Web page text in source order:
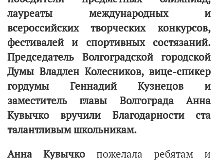
лауреаты международных и
всероссийских творческих конкурсов,
фестивалей и спортивных состязаний.
Председатель Волгоградской городской
Думы Владлен Колесников, вице-спикер
гордумы Геннадий Кузнецов и
заместитель главы Волгограда Анна
Кувычко вручили Благодарности ста
талантливым школьникам.
Анна Кувычко пожелала ребятам и